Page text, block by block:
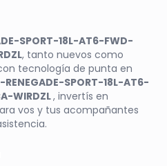
SPORT-18L-AT6-FWD-
, tanto nuevos como
tecnología de punta en
RENEGADE-SPORT-18L-AT6-
WIRDZL, invertís en
vos y tus acompañantes